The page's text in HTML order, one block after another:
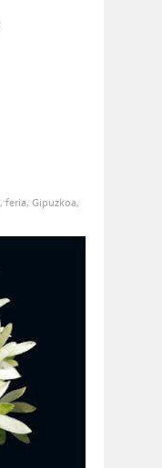
, feria, Gipuzkoa,